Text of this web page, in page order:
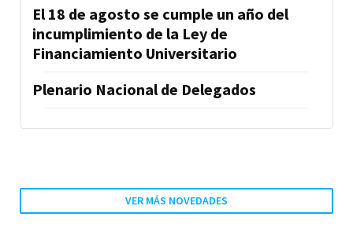
El 18 de agosto se cumple un año del
incumplimiento de la Ley de
Financiamiento Universitario
Plenario Nacional de Delegados
VER MÁS NOVEDADES